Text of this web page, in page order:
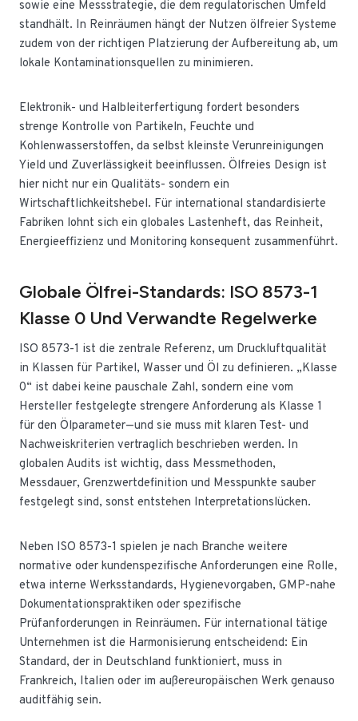
sowie eine Messstrategie, die dem regulatorischen Umfeld
standhält. In Reinräumen hängt der Nutzen ölfreier Systeme
zudem von der richtigen Platzierung der Aufbereitung ab, um
lokale Kontaminationsquellen zu minimieren.
Elektronik- und Halbleiterfertigung fordert besonders
strenge Kontrolle von Partikeln, Feuchte und
Kohlenwasserstoffen, da selbst kleinste Verunreinigungen
Yield und Zuverlässigkeit beeinflussen. Ölfreies Design ist
hier nicht nur ein Qualitäts- sondern ein
Wirtschaftlichkeitshebel. Für international standardisierte
Fabriken lohnt sich ein globales Lastenheft, das Reinheit,
Energieeffizienz und Monitoring konsequent zusammenführt.
Globale Ölfrei-Standards: ISO 8573-1
Klasse 0 Und Verwandte Regelwerke
ISO 8573-1 ist die zentrale Referenz, um Druckluftqualität
in Klassen für Partikel, Wasser und Öl zu definieren. „Klasse
0“ ist dabei keine pauschale Zahl, sondern eine vom
Hersteller festgelegte strengere Anforderung als Klasse 1
für den Ölparameter—und sie muss mit klaren Test- und
Nachweiskriterien vertraglich beschrieben werden. In
globalen Audits ist wichtig, dass Messmethoden,
Messdauer, Grenzwertdefinition und Messpunkte sauber
festgelegt sind, sonst entstehen Interpretationslücken.
Neben ISO 8573-1 spielen je nach Branche weitere
normative oder kundenspezifische Anforderungen eine Rolle,
etwa interne Werksstandards, Hygienevorgaben, GMP-nahe
Dokumentationspraktiken oder spezifische
Prüfanforderungen in Reinräumen. Für international tätige
Unternehmen ist die Harmonisierung entscheidend: Ein
Standard, der in Deutschland funktioniert, muss in
Frankreich, Italien oder im außereuropäischen Werk genauso
auditfähig sein.